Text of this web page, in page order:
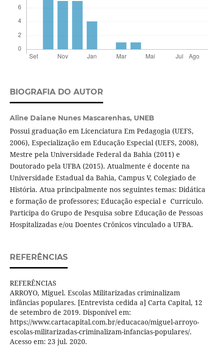
BIOGRAFIA DO AUTOR
Aline Daiane Nunes Mascarenhas, UNEB
Possui graduação em Licenciatura Em Pedagogia (UEFS,
2006), Especialização em Educação Especial (UEFS, 2008),
Mestre pela Universidade Federal da Bahia (2011) e
Doutorado pela UFBA (2015). Atualmente é docente na
Universidade Estadual da Bahia, Campus V, Colegiado de
História. Atua principalmente nos seguintes temas: Didática
e formação de professores; Educação especial e Currículo.
Participa do Grupo de Pesquisa sobre Educação de Pessoas
Hospitalizadas e/ou Doentes Crônicos vinculado a UFBA.
REFERÊNCIAS
REFERÊNCIAS
ARROYO, Miguel. Escolas Militarizadas criminalizam
infâncias populares. [Entrevista cedida a] Carta Capital, 12
de setembro de 2019. Disponível em:
https://www.cartacapital.com.br/educacao/miguel-arroyo-
escolas-militarizadas-criminalizam-infancias-populares/.
Acesso em: 23 jul. 2020.